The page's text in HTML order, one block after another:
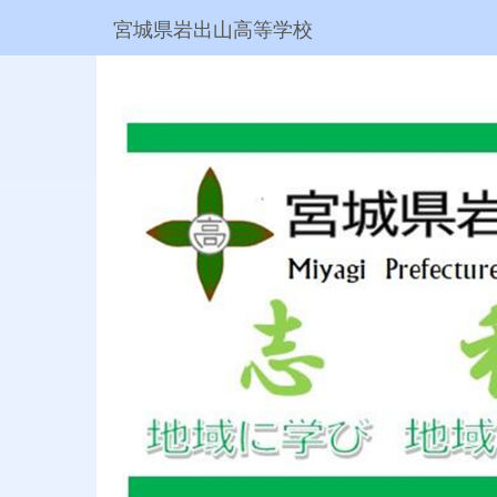
宮城県岩出山高等学校